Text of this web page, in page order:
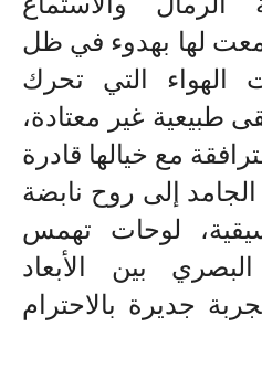
لها بهدوء في ظل
التي تحرك
طبيعية غير معتادة،
مع خيالها قادرة
إلى روح نابضة
لوحات تهمس
بين الأبعاد
جديرة بالاحترام